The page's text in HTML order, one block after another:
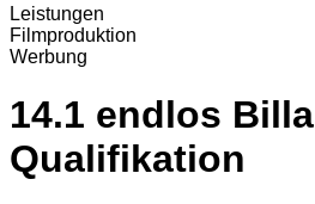
Leistungen
Filmproduktion
Werbung
14.1 endlos
Qualifikation